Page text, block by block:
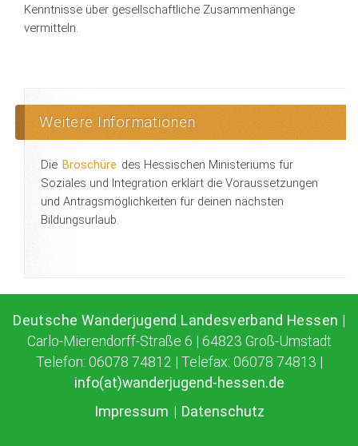
Kenntnisse über gesellschaftliche Zusammenhänge
vermitteln.
Weitere Informationen
Die Broschüre des Hessischen Ministeriums für
Soziales und Integration erklärt die Voraussetzungen
und Antragsmöglichkeiten für deinen nächsten
Bildungsurlaub.
Deutsche Wanderjugend Landesverband Hessen
Carlo-Mierendorff-Straße 6 | 64823 Groß-Umstadt
Telefon: 06078 74812 | Telefax: 06078 74813 |
info(at)wanderjugend-hessen.de
Impressum
Datenschutz